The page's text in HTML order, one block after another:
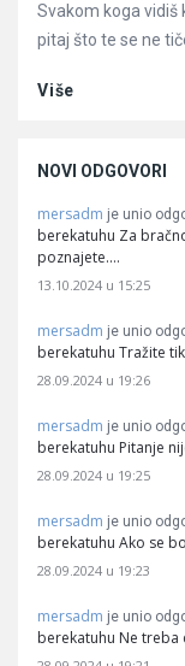
Svakom koga vidiš
pitaj što te se ne
Više
NOVI ODGOVORI
mersadm je unio
berekatuhu Za
poznajete.…
13.10.2024 u 15:25
mersadm je unio
berekatuhu Tražite
28.09.2024 u 19:26
mersadm je unio
berekatuhu Pitanje
28.09.2024 u 19:25
mersadm je unio
berekatuhu Ako se
28.09.2024 u 19:23
mersadm je unio
berekatuhu Ne